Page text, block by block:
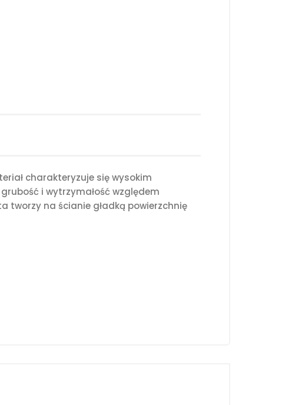
charakteryzuje się wysokim
i wytrzymałość względem
tworzy na ścianie gładką powierzchnię